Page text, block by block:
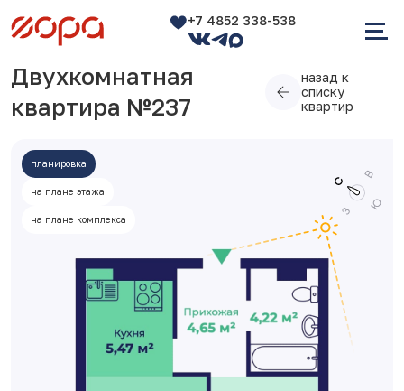
+7 4852 338-538
Двухкомнатная
квартира №237
назад к
списку
квартир
планировка
на плане этажа
на плане комплекса